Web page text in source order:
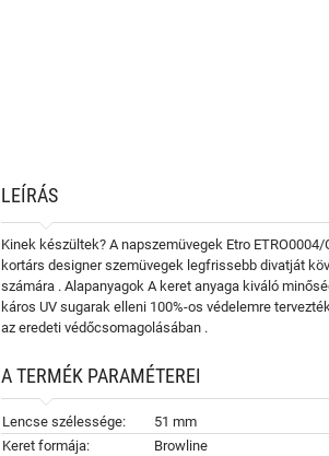
LEÍRÁS
Kinek készültek? A napszemüvegek Etro
kortárs designer szemüvegek legfrissebb divatját
számára . Alapanyagok A keret anyaga kiváló
káros UV sugarak elleni 100%-os védelemre
az eredeti védőcsomagolásában .
A TERMÉK PARAMÉTEREI
Lencse szélessége:
51 mm
Keret formája:
Browline